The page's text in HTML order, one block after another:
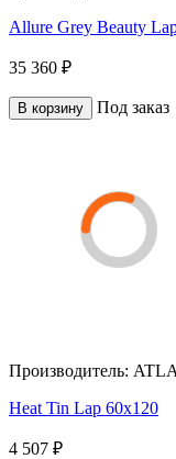
Allure Grey Beauty
35 360 ₽
В корзину Под заказ
Производитель:
Heat Tin Lap 60x120
4 507 ₽